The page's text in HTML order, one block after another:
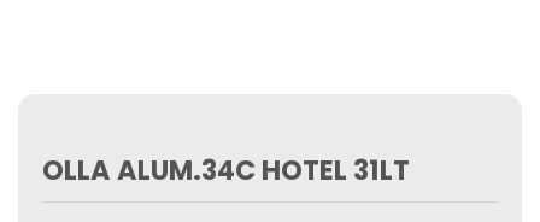
OLLA ALUM.34C HOTEL 31LT